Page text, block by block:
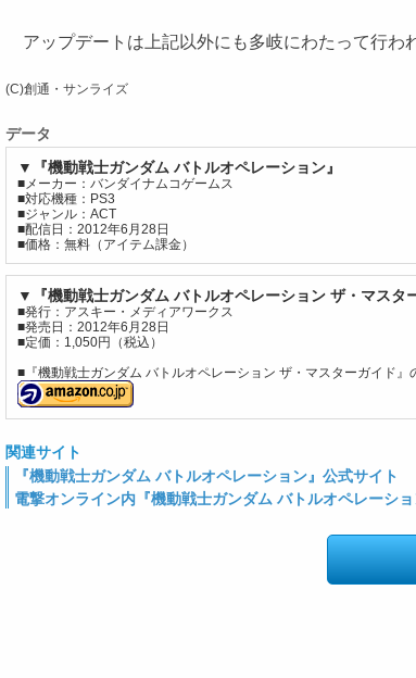
アップデートは上記以外にも多岐にわたって行わ
(C)創通・サンライズ
データ
▼『機動戦士ガンダム バトルオペレーション』
■メーカー：バンダイナムコゲームス
■対応機種：PS3
■ジャンル：ACT
■配信日：2012年6月28日
■価格：無料（アイテム課金）
▼『機動戦士ガンダム バトルオペレーション ザ・マスタ
■発行：アスキー・メディアワークス
■発売日：2012年6月28日
■定価：1,050円（税込）
■『機動戦士ガンダム バトルオペレーション ザ・マスターガイド』
関連サイト
『機動戦士ガンダム バトルオペレーション』公式サイト
電撃オンライン内『機動戦士ガンダム バトルオペレーシ